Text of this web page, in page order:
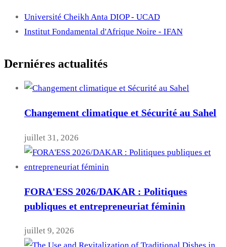
Université Cheikh Anta DIOP - UCAD
Institut Fondamental d'Afrique Noire - IFAN
Derniéres actualités
Changement climatique et Sécurité au Sahel
juillet 31, 2026
FORA'ESS 2026/DAKAR : Politiques
publiques et entrepreneuriat féminin
juillet 9, 2026